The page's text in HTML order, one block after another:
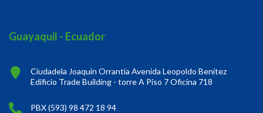
Guayaquil - Ecuador
Ciudadela Joaquín Orrantia Avenida Leopoldo Benítez
Edificio Trade Building - torre A Piso 7 Oficina 718
PBX (593) 98 472 18 94